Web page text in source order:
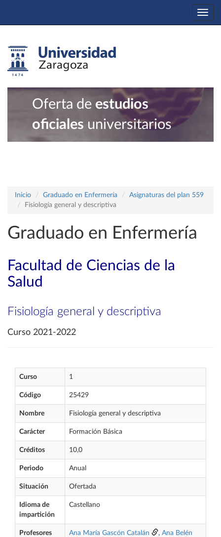
Oferta de estudios
oficiales universitarios
Inicio Graduado en Enfermería
Asignaturas del plan 559
Fisiología general y descriptiva
Graduado en Enfermería
Facultad de Ciencias de la
Salud
Fisiología general y descriptiva
Curso 2021-2022
Curso 1
Código 25429
Nombre Fisiología general y descriptiva
Carácter Formación Básica
Créditos 10,0
Periodo Anual
Situación Ofertada
Idioma de
impartición
Castellano
Profesores Ana María Gascón Catalán , Ana Belén